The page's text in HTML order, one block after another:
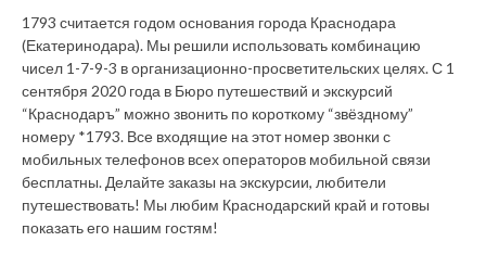
1793 считается годом основания города Краснодара
(Екатеринодара). Мы решили использовать комбинацию
чисел 1-7-9-3 в организационно-просветительских целях. С 1
сентября 2020 года в Бюро путешествий и экскурсий
“Краснодаръ” можно звонить по короткому “звёздному”
номеру *1793. Все входящие на этот номер звонки с
мобильных телефонов всех операторов мобильной связи
бесплатны. Делайте заказы на экскурсии, любители
путешествовать! Мы любим Краснодарский край и готовы
показать его нашим гостям!